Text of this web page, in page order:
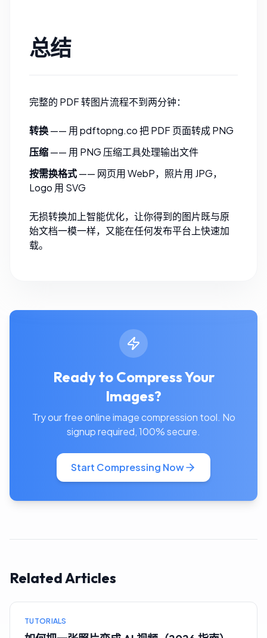
总结
完整的 PDF 转图片流程不到两分钟：
转换—— 用pdftopng.co把 PDF 页面转成 PNG
压缩—— 用 PNG 压缩工具处理输出文件
按需换格式—— 网页用WebP，照片用 JPG，
Logo 用 SVG
无损转换加上智能优化，让你得到的图片既与原
始文档一模一样，又能在任何发布平台上快速加
载。
Ready to Compress Your
Images?
Try our free online image compression tool. No
signup required, 100% secure.
Start Compressing Now
Related Articles
TUTORIALS